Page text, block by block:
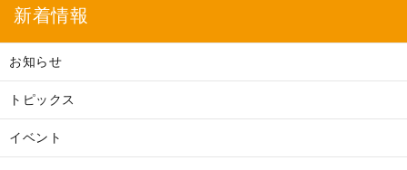
「８月の予定」を掲載しました
2026年06月30日
「園だより８月号」を掲載しました
2026年06月30日
新着情報
お知らせ
トピックス
イベント